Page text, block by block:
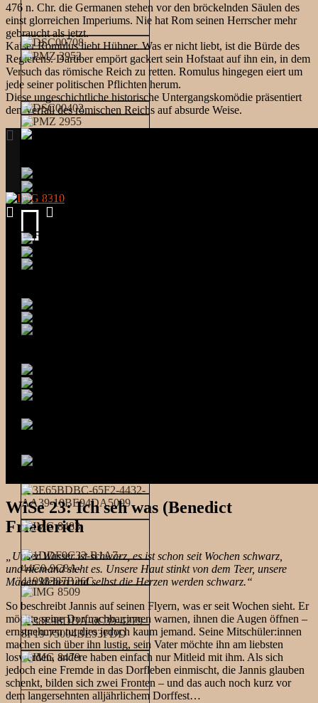
476 n. Chr. die Germanen stehen vor den bröckelnden Säulen des
einst glorreichen Imperiums. Nie hat Rom seinen Herrscher mehr
gebraucht als jetzt.
Kaiser Romulus liebt Hühner. Was er nicht liebt, ist die Bürde des
Regierens. Darüber empört gackert sein Hofstaat auf ihn ein, in dem
Versuch das römische Reich zu retten. Romulus hingegen eiert um
jede seiner politischen Pflichten herum.
Diese ungeschichtliche historische Untergangskomödie präsentiert
den Verfall des römischen Reichs auf absurde Weise.
WiSe 23: Ich seh was (Benedict
Friederich
„Unser Wasser ist schwarz, es ist schon seit Wochen schwarz,
und niemand sieht es. Unsere Haut stinkt von dem Teer, unsere
Mägen kleben und selbst die Herzen werden schwarz.“
So beschreibt Jannis auf seinen Flyern, was er seit Wochen sieht. Er
möchte seine Dorfnachbar:innen warnen, ihnen die Augen öffnen –
ernstnehmen tut dies jedoch kaum jemand. Seine Mitschüler:innen
machen sich über ihn lustig, sein Vater möchte ihn am liebsten
loswerden, andere haben einfach nur Mitleid mit ihm. Als sich
jedoch eine Fremde in das Dorfleben einmischt, die Jannis glauben
schenkt, bilden sich zwei Fronten – und das auch noch kurz vor
dem langersehnten alljährlichem Dorffest…